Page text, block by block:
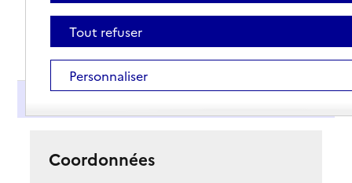
Coordonnées
Tout refuser
Personnaliser